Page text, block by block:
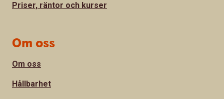
Priser, räntor och kurser
Om oss
Om oss
Hållbarhet